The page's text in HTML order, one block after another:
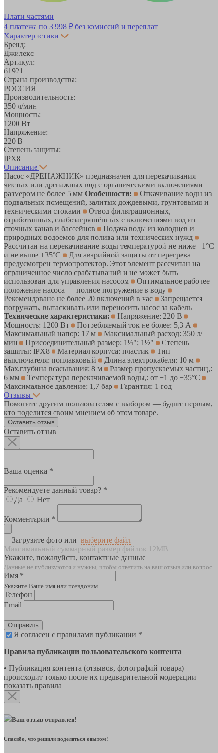
Плати частями
4 платежа по 3 998 ₽ без комиссий и переплат
Характеристики
Бренд:
Джилекс
Артикул:
б1921
Страна производства:
РОССИЯ
Производительность:
350 л/мин
Мощность:
1200 Вт
Напряжение:
220 В
Степень защиты:
IPX8
Описание
Насос «ДРЕНАЖНИК» предназначен для перекачивания
чистых или дренажных вод с органическими включениями
размером не более 5 мм Особенности:
Откачивание воды из
подвальных помещений, залитых дождевыми, грунтовыми и
техническими стоками
Отвод фильтрационных,
отработанных, слабозагрязнённых с включениями вод из
сточных канав и бассейнов
Подача воды из колодцев и
природных водоемов для полива или технических нужд
Рассчитан на перекачивание воды температурой не ниже +1°С
и не выше +35°С
Для аварийной защиты от перегрева
предусмотрен термопротектор. Этот элемент рассчитан на
ограниченное число срабатываний и не может быть
использован для управления насосом
Оптимальное рабочее
положение насоса — полное погружение в воду
Рекомендовано не более 20 включений в час
Запрещается
погружать, вытаскивать или переносить насос за кабель
Технические характеристики:
Напряжение: 220 В
Мощность: 1200 Вт
Потребляемый ток не более: 5,3 А
Максимальный напор: 17 м
Максимальный расход: 350 л/
мин
Присоединительный размер: 1¼"; 1½"
Степень
защиты: IPX8
Материал корпуса: пластик
Тип
выключателя: поплавковый
Длина электрокабеля: 10 м
Мах.глубина всасывания: 8 м
Размер пропускаемых частиц,:
6 мм
Температура перекачиваемой воды,: от +1 до +35°С
Максимальное давление: 1,7 бар
Гарантия: 1 год
Отзывы
Помогите другим пользователям с выбором — будьте первым,
кто поделится своим мнением об этом товаре.
Оставить отзыв
Оставить отзыв
Ваша оценка *
Рекомендуете данный товар? *
Да
Нет
Комментарии *
Загрузите фото или выберите файл
Максимальный суммарный размер файлов 12MB
Укажите, пожалуйста, контактные данные
Данные не публикуются и нужны, чтобы ответить на ваш отзыв или вопрос
Имя *
Укажите Ваше имя или псевдоним
Телефон
Email
Отправить
Я согласен с правилами публикации *
Правила публикации пользовательского контента
• Публикация контента (отзывов, фотографий товара)
происходит только после их предварительной модерации
показать правила
Ваш отзыв отправлен!
Спасибо, что решили поделиться опытом!